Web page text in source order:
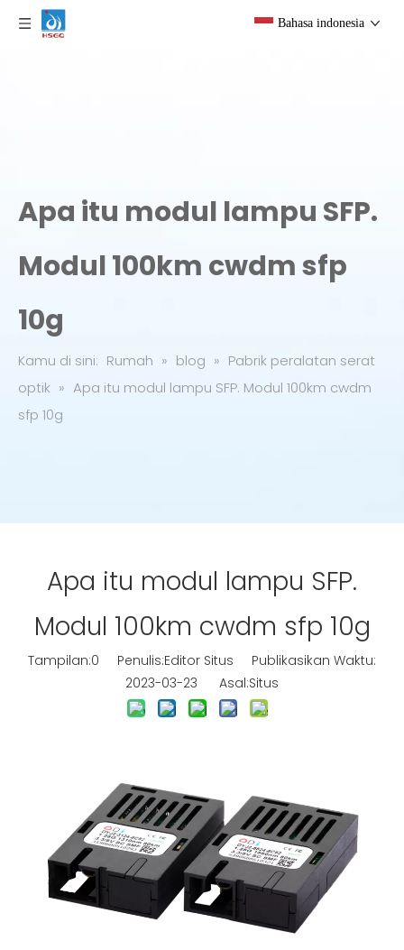
Bahasa indonesia
Apa itu modul lampu SFP.
Modul 100km cwdm sfp
10g
Kamu di sini: Rumah » blog » Pabrik peralatan serat
optik » Apa itu modul lampu SFP. Modul 100km cwdm
sfp 10g
Apa itu modul lampu SFP.
Modul 100km cwdm sfp 10g
Tampilan:0 Penulis:Editor Situs Publikasikan Waktu:
2023-03-23 Asal:Situs